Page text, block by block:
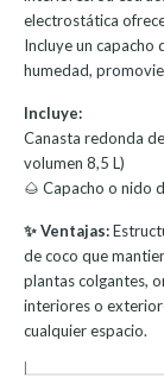
electrostática
Incluye un capacho
humedad,
Incluye:
Canasta redonda
volumen 8,5 L)
🌰 Capacho o nido
✨ Ventajas:
de coco que
plantas colgantes,
interiores o
cualquier espacio.